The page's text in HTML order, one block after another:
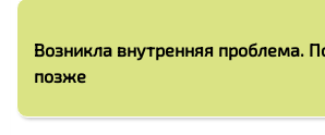
Возникла внутренняя проблема.
позже